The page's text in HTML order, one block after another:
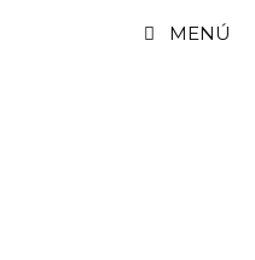
MENÚ